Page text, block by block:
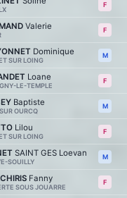
F
Valerie F
Dominique
SUR LOING
M
Loane
LE-TEMPLE
F
Baptiste
OURCQ
M
Lilou
SUR LOING
F
SAINT GES Loevan
SOUILLY
M
Fanny
SOUS JOUARRE
F